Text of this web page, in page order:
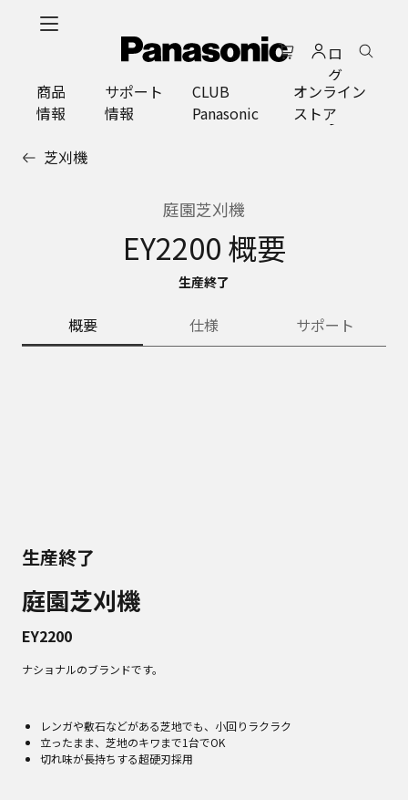
ロ
グ
イ
ン
商品
情報
サポート
情報
CLUB
Panasonic
オンライン
ストア
芝刈機
庭園芝刈機
EY2200 概要
生産終了
概要 仕様 サポート
生産終了
庭園芝刈機
EY2200
ナショナルのブランドです。
レンガや敷石などがある芝地でも、小回りラクラク
立ったまま、芝地のキワまで1台でOK
切れ味が長持ちする超硬刃採用